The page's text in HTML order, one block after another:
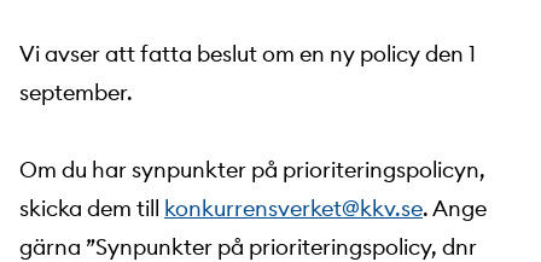
Vi avser att fatta beslut om en ny policy den 1
september.
Om du har synpunkter på prioriteringspolicyn,
skicka dem till konkurrensverket@kkv.se. Ange
gärna ”Synpunkter på prioriteringspolicy, dnr